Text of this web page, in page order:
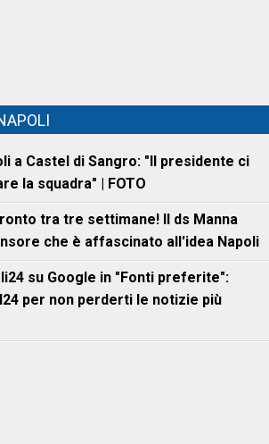
a Castel di Sangro: "Il presidente ci
la squadra" | FOTO
tra tre settimane! Il ds Manna
che è affascinato all'idea Napoli
su Google in "Fonti preferite":
per non perderti le notizie più